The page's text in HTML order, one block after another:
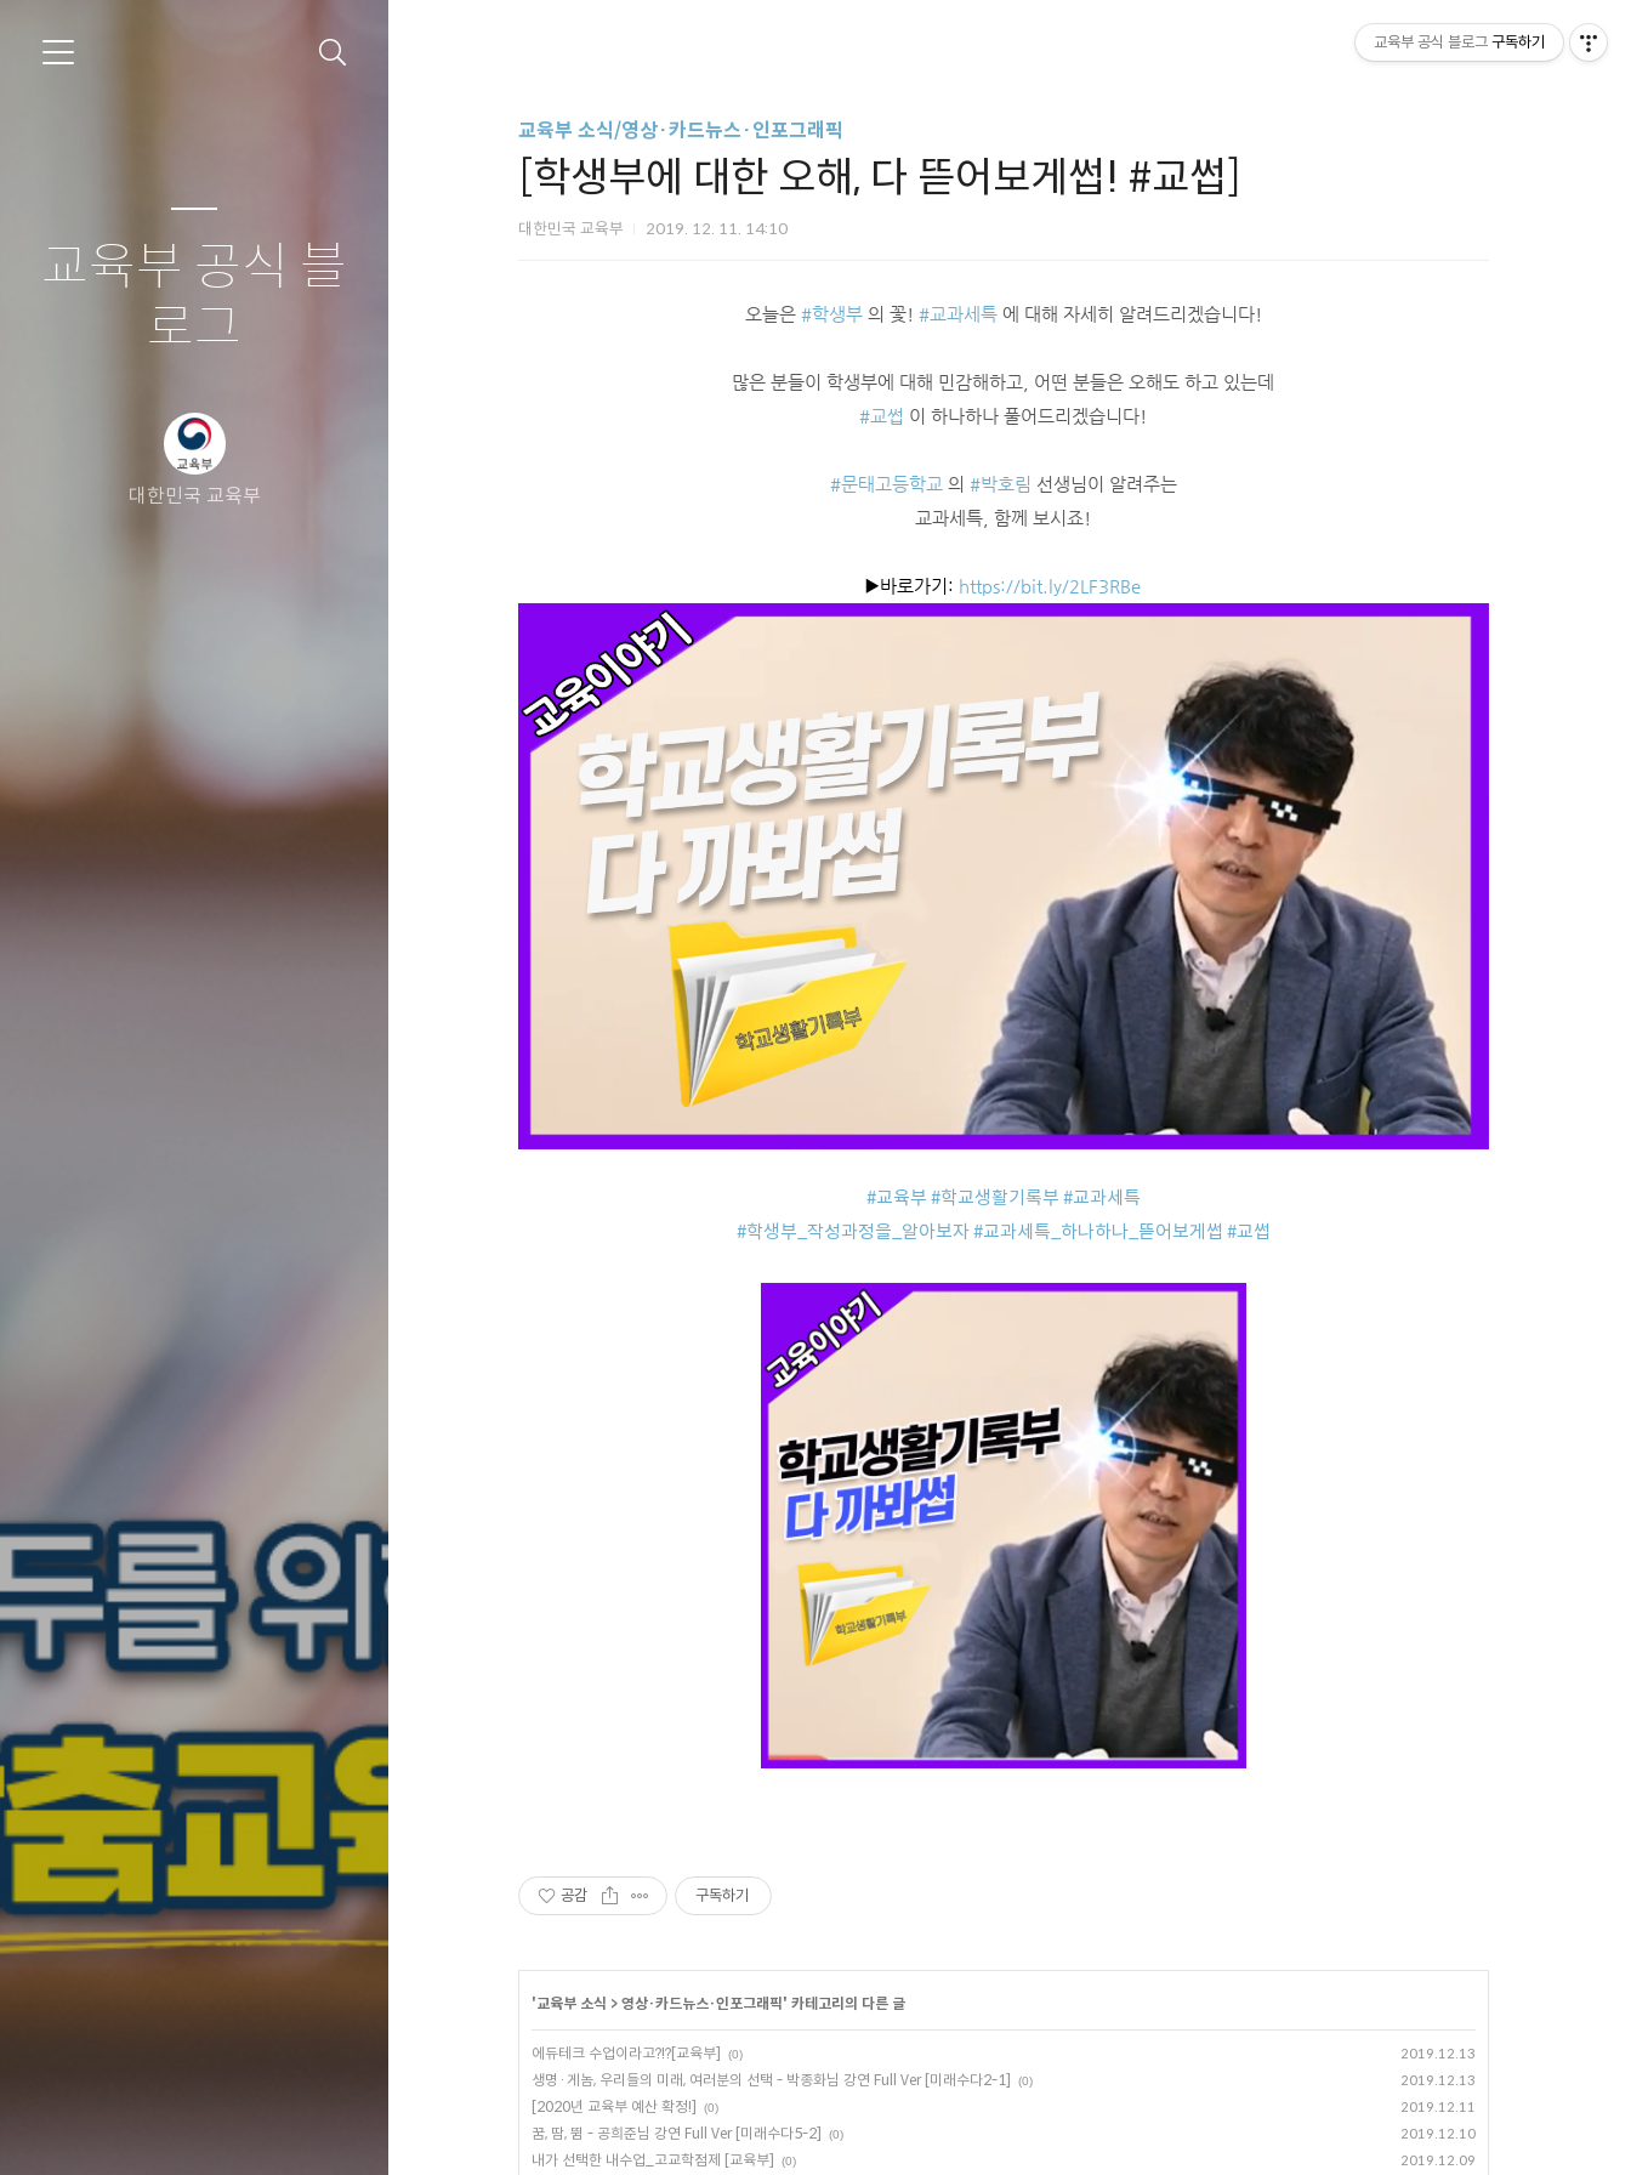
교육부 공식 블
로그
대한민국 교육부
교육부 소식/영상·카드뉴스·인포그래픽
[학생부에 대한 오해, 다 뜯어보게썹! #교썹]
대한민국 교육부 2019. 12. 11. 14:10
오늘은 #학생부의 꽃! #교과세특에 대해 자세히 알려드리겠습니다!
많은 분들이 학생부에 대해 민감해하고, 어떤 분들은 오해도 하고 있는데
#교썹 이 하나하나 풀어드리겠습니다!
#문태고등학교 의 #박호림 선생님이 알려주는
교과세특, 함께 보시죠!
▶️바로가기: https://bit.ly/2LF3RBe
#교육부 #학교생활기록부 #교과세특
#학생부_작성과정을_알아보자#교과세특_하나하나_뜯어보게썹 #교썹
공감 구독하기
'교육부 소식 > 영상·카드뉴스·인포그래픽' 카테고리의 다른 글
에듀테크 수업이라고?!?[교육부] (0) 2019.12.13
생명·게놈, 우리들의 미래, 여러분의 선택 - 박종화님 강연 Full Ver [미래수다2-1] (0) 2019.12.13
[2020년 교육부 예산 확정!] (0) 2019.12.11
꿈, 땀, 뜀 - 공희준님 강연 Full Ver [미래수다5-2] (0) 2019.12.10
내가 선택한 내수업_고교학점제 [교육부] (0) 2019.12.09
교육부 공식 블로그 구독하기